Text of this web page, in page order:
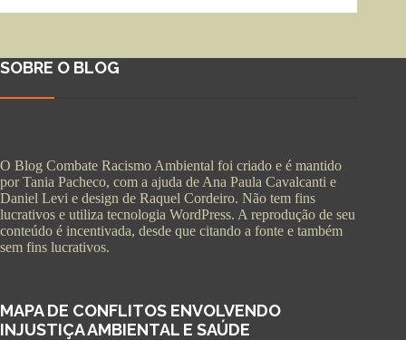
SOBRE O BLOG
O Blog Combate Racismo Ambiental foi criado e é mantido
por Tania Pacheco, com a ajuda de Ana Paula Cavalcanti e
Daniel Levi e design de Raquel Cordeiro. Não tem fins
lucrativos e utiliza tecnologia WordPress. A reprodução de seu
conteúdo é incentivada, desde que citando a fonte e também
sem fins lucrativos.
MAPA DE CONFLITOS ENVOLVENDO
INJUSTIÇA AMBIENTAL E SAÚDE